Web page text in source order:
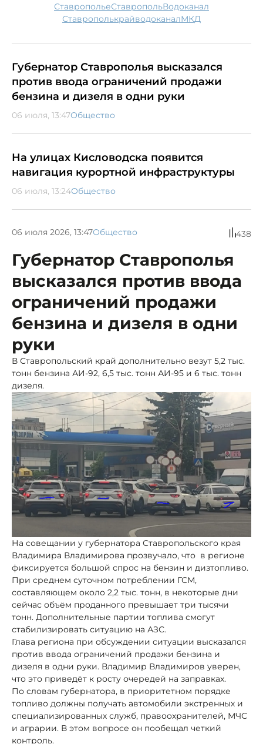
Ставрополье Ставрополь водоканал
Ставрополькрайводоканал
МКД
Губернатор Ставрополья высказался
против ввода ограничений продажи
бензина и дизеля в одни руки
06 июля, 13:47Общество
На улицах Кисловодска появится
навигация курортной инфраструктуры
06 июля, 13:24Общество
06 июля 2026, 13:47Общество 438
Губернатор Ставрополья
высказался против ввода
ограничений продажи
бензина и дизеля в одни
руки
В Ставропольский край дополнительно везут 5,2 тыс.
тонн бензина АИ-92, 6,5 тыс. тонн АИ-95 и 6 тыс. тонн
дизеля.
На совещании у губернатора Ставропольского края
Владимира Владимирова прозвучало, что в регионе
фиксируется большой спрос на бензин и дизтопливо.
При среднем суточном потреблении ГСМ,
составляющем около 2,2 тыс. тонн, в некоторые дни
сейчас объём проданного превышает три тысячи
тонн. Дополнительные партии топлива смогут
стабилизировать ситуацию на АЗС.
Глава региона при обсуждении ситуации высказался
против ввода ограничений продажи бензина и
дизеля в одни руки. Владимир Владимиров уверен,
что это приведёт к росту очередей на заправках.
По словам губернатора, в приоритетном порядке
топливо должны получать автомобили экстренных и
специализированных служб, правоохранителей, МЧС
и аграрии. В этом вопросе он пообещал четкий
контроль.